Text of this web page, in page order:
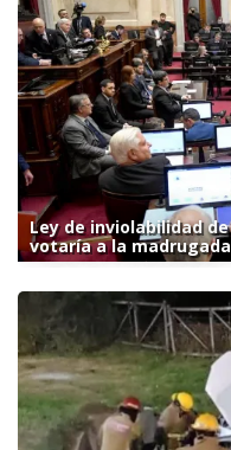
Ley de inviolabilidad
votaría a la madrugada